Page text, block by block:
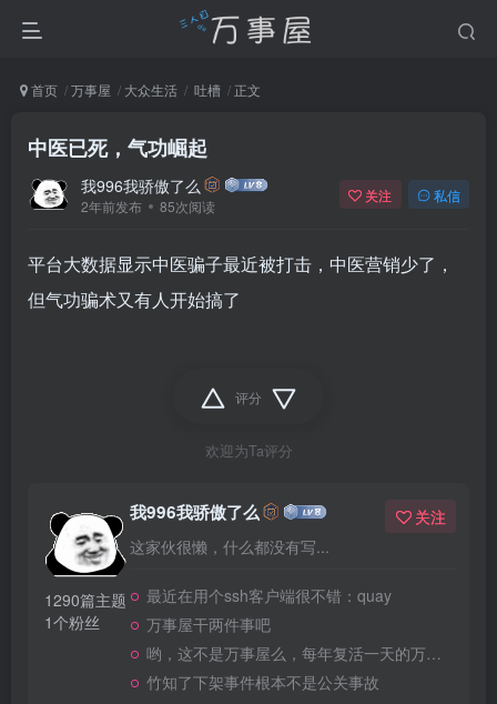
首页 万事屋 大众生活 吐槽 正文
中医已死，气功崛起
我996我骄傲了么
2年前发布 85次阅读
关注 私信
平台大数据显示中医骗子最近被打击，中医营销少了，
但气功骗术又有人开始搞了
评分
欢迎为Ta评分
1290篇主题
1个粉丝
我996我骄傲了么
这家伙很懒，什么都没有写...
关注
最近在用个ssh客户端很不错：quay
万事屋干两件事吧
哟，这不是万事屋么，每年复活一天的万事屋
竹知了下架事件根本不是公关事故